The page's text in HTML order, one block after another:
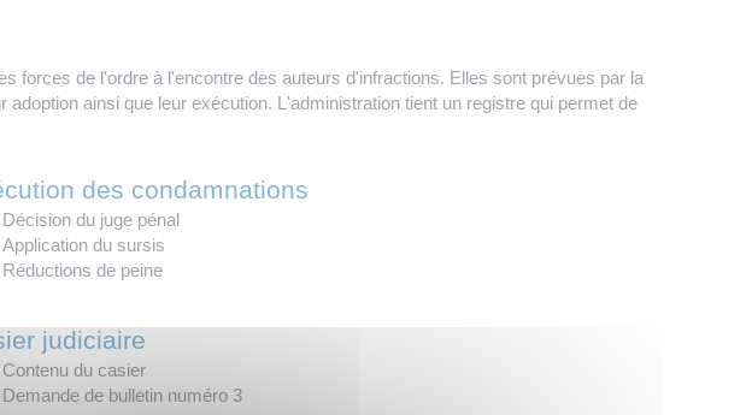
forces de l'ordre à l'encontre des auteurs d'infractions. Elles sont prévues par la
ainsi que leur exécution. L'administration tient un registre qui permet de
des condamnations
Décision du juge pénal
Application du sursis
Réductions de peine
judiciaire
Contenu du casier
Demande de bulletin numéro 3